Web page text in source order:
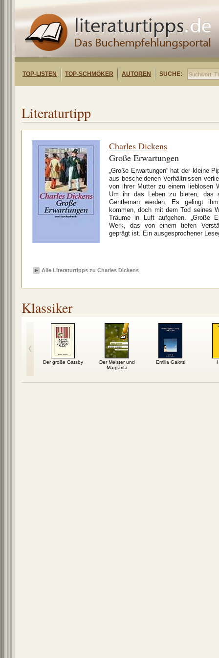
TOP-LISTEN TOP-SCHMÖKER AUTOREN SUCHE:
Literaturtipp
Charles Dickens
Große Erwartungen
„Große Erwartungen“ hat der kleine
aus bescheidenen Verhältnissen
von ihrer Mutter zu einem lieblosen
Um ihr das Leben zu bieten, das
Gentleman werden. Es gelingt
kommen, doch mit dem Tod seines
Träume in Luft aufgehen. „Große
Werk, das von einem tiefen
geprägt ist. Ein ausgesprochener
Alle Literaturtipps zu Charles Dickens
Klassiker
Der große Gatsby
Der Meister und
Margarita
Emilia Galotti